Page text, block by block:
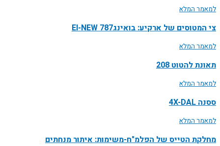
למאמר המלא
צי המטוסים של ארקיע: בואינג787 EI-NEW
למאמר המלא
תאונת להטוט 208
למאמר המלא
ססנה 4X-DAL
למאמר המלא
מחלקת הטייס של הפלמ"ח-משימות: איתור מנחתים